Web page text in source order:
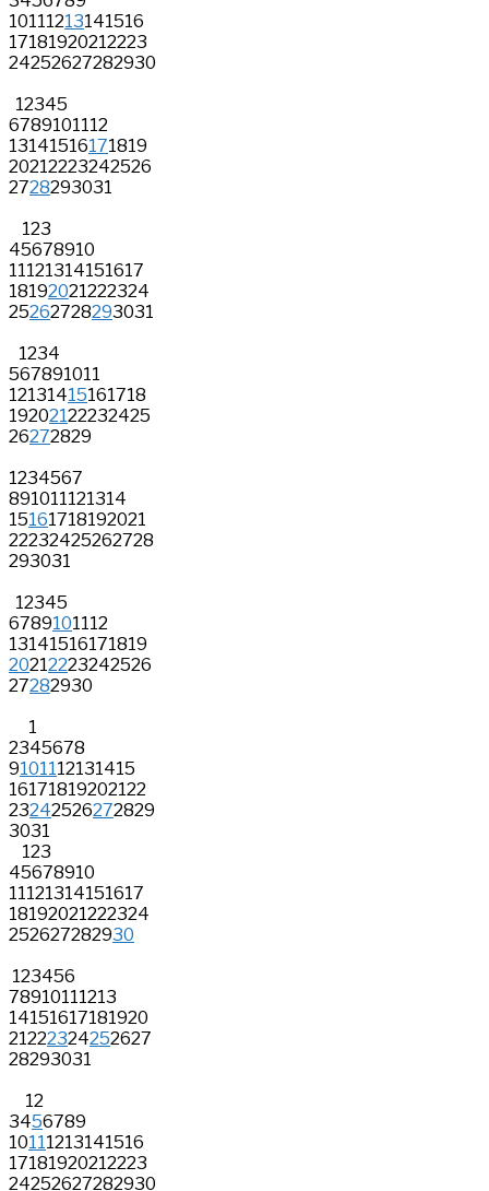
10111213141516
17181920212223
24252627282930
12345
6789101112
13141516171819
20212223242526
2728293031
123
45678910
11121314151617
18192021222324
25262728293031
1234
567891011
12131415161718
19202122232425
26272829
1234567
891011121314
15161718192021
22232425262728
293031
12345
6789101112
13141516171819
20212223242526
27282930
1
2345678
9101112131415
16171819202122
23242526272829
3031
123
45678910
11121314151617
18192021222324
252627282930
123456
78910111213
14151617181920
21222324252627
28293031
12
3456789
10111213141516
17181920212223
24252627282930